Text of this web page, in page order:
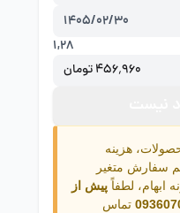
1405/02/30
۱,۲۸
۴۵۶٬۹۶۰ تومان
هزینه
سفارش متغیر
ابهام، لطفاً پیش از
تماس